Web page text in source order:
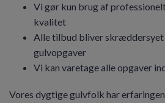
Vi gør kun brug af
kvalitet
Alle tilbud bliver skræddersyet
gulvopgaver
Vi kan varetage alle opgaver
Vores dygtige gulvfolk har